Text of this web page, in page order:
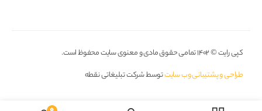
کپی رایت © ۱۴۰۲ تمامی حقوق مادی و معنوی سایت محفوظ است.
طراحی و پشتیبانی وب سایتتوسط شرکت تبلیغاتی نقطه